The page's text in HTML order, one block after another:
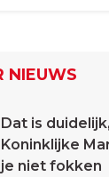
NIEUWS
Dat is
Koninklijke
je niet fokken